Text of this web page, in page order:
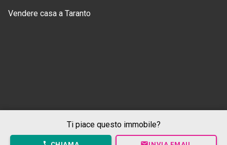
Ti piace questo immobile?
Vendere casa a Taranto